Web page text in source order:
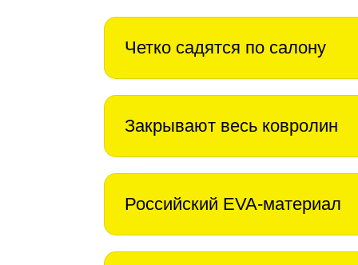
Четко садятся по салону
Закрывают весь ковролин
Российский EVA-материал